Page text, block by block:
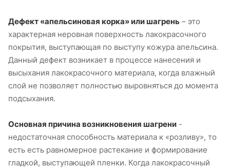
Дефект «апельсиновая корка» или шагрень – это
характерная неровная поверхность лакокрасочного
покрытия, выступающая по выступу кожура апельсина.
Данный дефект возникает в процессе нанесения и
высыхания лакокрасочного материала, когда влажный
слой не позволяет полностью выровняться до момента
подсыхания.
Основная причина возникновения шагрени -
недостаточная способность материала к «розливу», то
есть есть равномерное растекание и формирование
гладкой, выступающей пленки. Когда лакокрасочный